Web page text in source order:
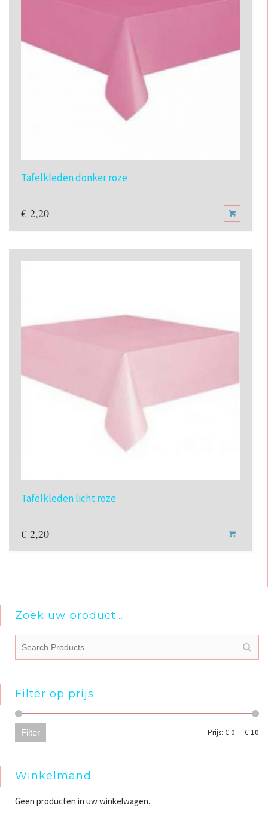
Tafelkleden donker roze
€ 2,20
Tafelkleden licht roze
€ 2,20
Zoek uw product…
Filter op prijs
Filter Prijs: € 0 —€ 10
Winkelmand
Geen producten in uw winkelwagen.